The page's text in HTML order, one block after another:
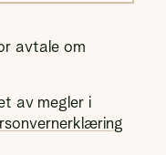
avtale om
av megler i